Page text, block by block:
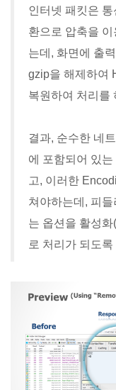
인터넷 패킷은
환으로 압축을
는데, 화면에 출
gzip을 해제하여
복원하여 처리를
결과, 순수한 네
에 포함되어 있
고, 이러한
쳐야하는데, 피
는 옵션을 활성
로 처리가 되도